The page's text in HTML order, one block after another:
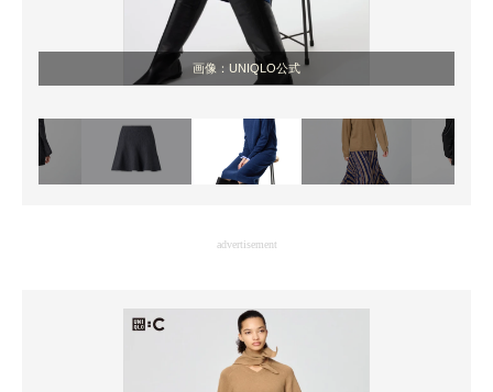
画像：UNIQLO公式
advertisement